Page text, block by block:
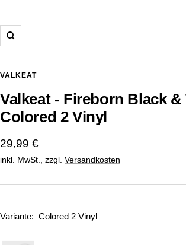
Zoom
VALKEAT
Valkeat - Fireborn Black &
Colored 2 Vinyl
Angebotspreis
29,99 €
inkl. MwSt., zzgl. Versandkosten
Variante: Colored 2 Vinyl